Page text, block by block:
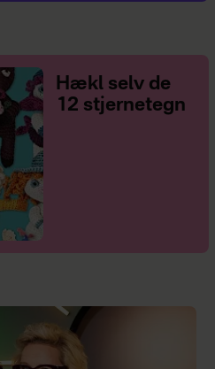
Hækl selv de
12 stjernetegn